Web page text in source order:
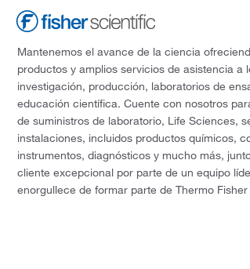
Mantenemos el avance de la ciencia
productos y amplios servicios de asistencia a
investigación, producción, laboratorios de
educación científica. Cuente con nosotros
de suministros de laboratorio, Life Sciences,
instalaciones, incluidos productos químicos,
instrumentos, diagnósticos y mucho más,
cliente excepcional por parte de un equipo
enorgullece de formar parte de Thermo